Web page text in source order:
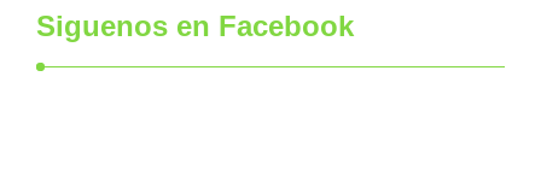
Siguenos en Facebook